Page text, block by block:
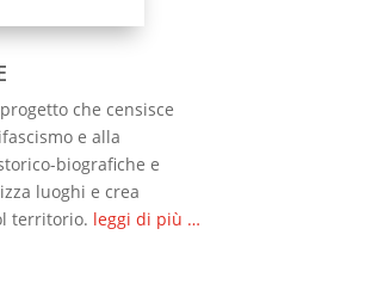
che censisce
e alla
biografiche e
luoghi e crea
territorio. leggi di più …